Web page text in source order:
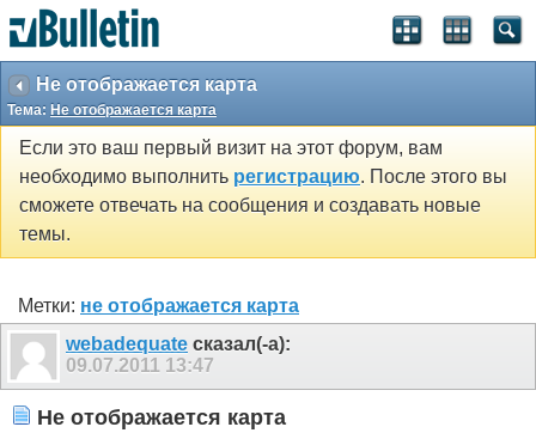
Не отображается карта
Тема: Не отображается карта
Если это ваш первый визит на этот форум, вам
необходимо выполнить регистрацию. После этого вы
сможете отвечать на сообщения и создавать новые
темы.
Метки: не отображается карта
webadequate сказал(-а):
09.07.2011 13:47
Не отображается карта